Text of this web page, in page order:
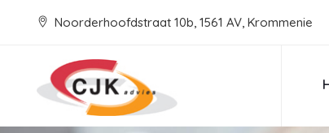
Noorderhoofdstraat 10b, 1561 AV, Krommenie